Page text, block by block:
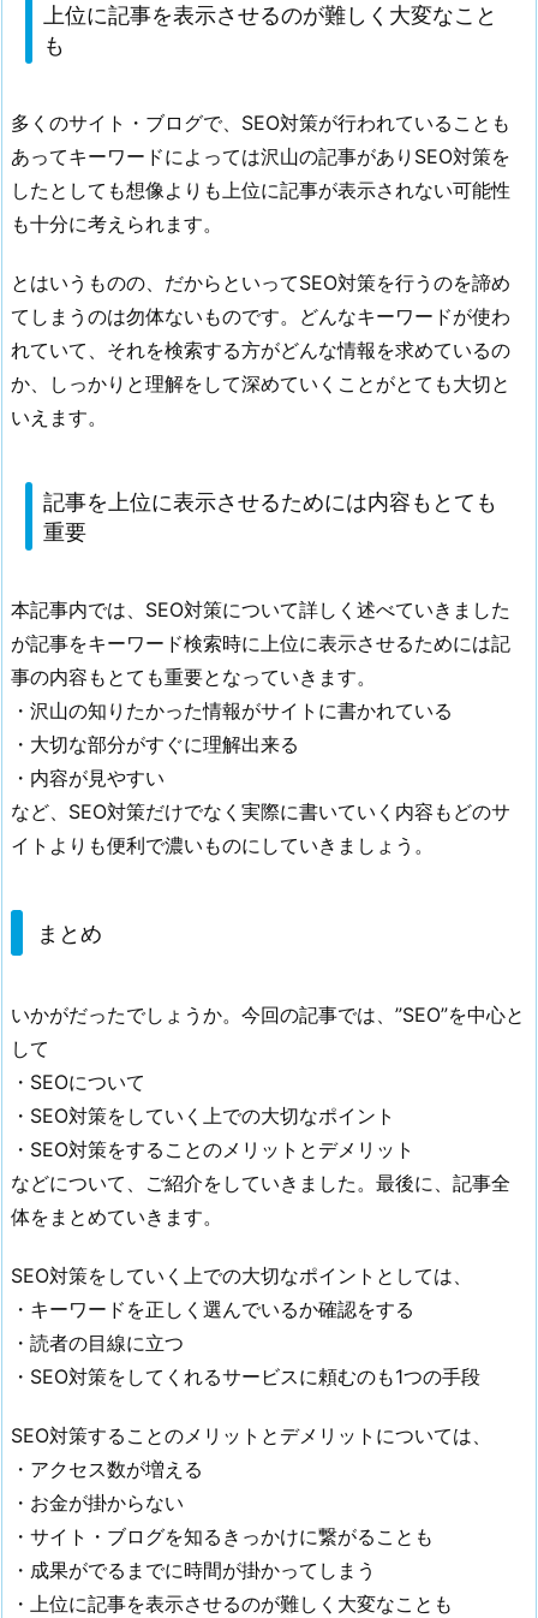
ト・
ブ
グ
を
知
き
け
に
繋
が
と
も
S
E
O
策
を
す
る
こ
デ
ッ
ト
に
つ
い
て
4.
成
果
が
る
で
に
時
間
が
掛
上位に記事を表示させるのが難しく大変なこと
も
多くのサイト・ブログで、SEO対策が行われていることも
あってキーワードによっては沢山の記事がありSEO対策を
したとしても想像よりも上位に記事が表示されない可能性
も十分に考えられます。
とはいうものの、だからといってSEO対策を行うのを諦め
てしまうのは勿体ないものです。どんなキーワードが使わ
れていて、それを検索する方がどんな情報を求めているの
か、しっかりと理解をして深めていくことがとても大切と
いえます。
記事を上位に表示させるためには内容もとても
重要
本記事内では、SEO対策について詳しく述べていきました
が記事をキーワード検索時に上位に表示させるためには記
事の内容もとても重要となっていきます。
・沢山の知りたかった情報がサイトに書かれている
・大切な部分がすぐに理解出来る
・内容が見やすい
など、SEO対策だけでなく実際に書いていく内容もどのサ
イトよりも便利で濃いものにしていきましょう。
まとめ
いかがだったでしょうか。今回の記事では、”SEO”を中心と
して
・SEOについて
・SEO対策をしていく上での大切なポイント
・SEO対策をすることのメリットとデメリット
などについて、ご紹介をしていきました。最後に、記事全
体をまとめていきます。
SEO対策をしていく上での大切なポイントとしては、
・キーワードを正しく選んでいるか確認をする
・読者の目線に立つ
・SEO対策をしてくれるサービスに頼むのも1つの手段
SEO対策することのメリットとデメリットについては、
・アクセス数が増える
・お金が掛からない
・サイト・ブログを知るきっかけに繋がることも
・成果がでるまでに時間が掛かってしまう
・上位に記事を表示させるのが難しく大変なことも